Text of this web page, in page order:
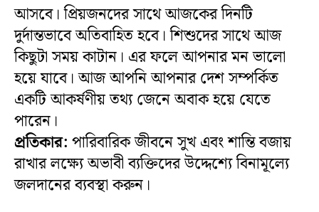
আসবে। প্রিয়জনদের সাথে আজকের দিনটি
দুর্দান্তভাবে অতিবাহিত হবে। শিশুদের সাথে আজ
কিছুটা সময় কাটান। এর ফলে আপনার মন ভালো
হয়ে যাবে। আজ আপনি আপনার দেশ সম্পর্কিত
একটি আকর্ষণীয় তথ্য জেনে অবাক হয়ে যেতে
পারেন।
প্রতিকার: পারিবারিক জীবনে সুখ এবং শান্তি বজায়
রাখার লক্ষ্যে অভাবী ব্যক্তিদের উদ্দেশ্যে বিনামূল্যে
জলদানের ব্যবস্থা করুন।